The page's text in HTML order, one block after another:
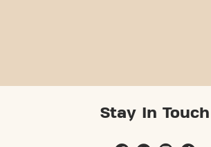
Stay In Touch